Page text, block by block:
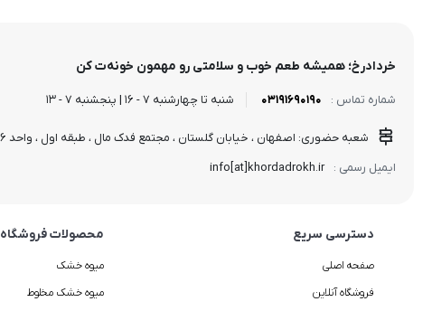
خردادرخ؛ همیشه طعم خوب و سلامتی رو مهمون خونه‌ت کن
شماره تماس : 03191690190 شنبه تا چهارشنبه 7 - 16 | پنجشنبه 7 - 13
شعبه حضوری: اصفهان ، خیابان گلستان ، مجتمع فدک مال ، طبقه اول ، واحد B16
ایمیل رسمی :
info[at]khordadrokh.ir
دسترسی سریع
صفحه اصلی
فروشگاه آنلاین
محصولات فروشگاه
میوه خشک
میوه خشک مخلوط